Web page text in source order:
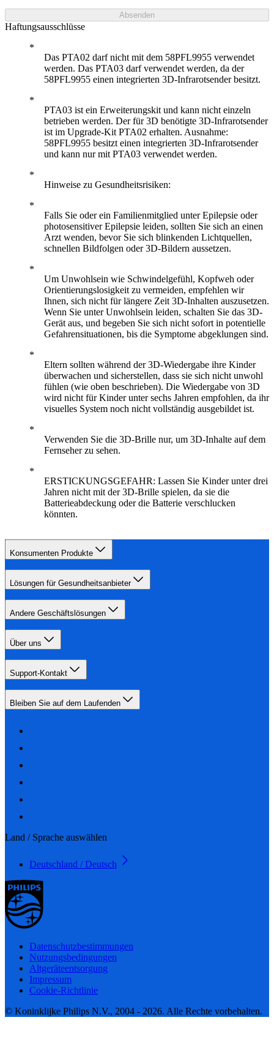
Absenden
Haftungsausschlüsse
Das PTA02 darf nicht mit dem 58PFL9955 verwendet
werden. Das PTA03 darf verwendet werden, da der
58PFL9955 einen integrierten 3D-Infrarotsender besitzt.
PTA03 ist ein Erweiterungskit und kann nicht einzeln
betrieben werden. Der für 3D benötigte 3D-Infrarotsender
ist im Upgrade-Kit PTA02 erhalten. Ausnahme:
58PFL9955 besitzt einen integrierten 3D-Infrarotsender
und kann nur mit PTA03 verwendet werden.
Hinweise zu Gesundheitsrisiken:
Falls Sie oder ein Familienmitglied unter Epilepsie oder
photosensitiver Epilepsie leiden, sollten Sie sich an einen
Arzt wenden, bevor Sie sich blinkenden Lichtquellen,
schnellen Bildfolgen oder 3D-Bildern aussetzen.
Um Unwohlsein wie Schwindelgefühl, Kopfweh oder
Orientierungslosigkeit zu vermeiden, empfehlen wir
Ihnen, sich nicht für längere Zeit 3D-Inhalten auszusetzen.
Wenn Sie unter Unwohlsein leiden, schalten Sie das 3D-
Gerät aus, und begeben Sie sich nicht sofort in potentielle
Gefahrensituationen, bis die Symptome abgeklungen sind.
Eltern sollten während der 3D-Wiedergabe ihre Kinder
überwachen und sicherstellen, dass sie sich nicht unwohl
fühlen (wie oben beschrieben). Die Wiedergabe von 3D
wird nicht für Kinder unter sechs Jahren empfohlen, da ihr
visuelles System noch nicht vollständig ausgebildet ist.
Verwenden Sie die 3D-Brille nur, um 3D-Inhalte auf dem
Fernseher zu sehen.
ERSTICKUNGSGEFAHR: Lassen Sie Kinder unter drei
Jahren nicht mit der 3D-Brille spielen, da sie die
Batterieabdeckung oder die Batterie verschlucken
könnten.
Konsumenten Produkte
Lösungen für Gesundheitsanbieter
Andere Geschäftslösungen
Über uns
Support-Kontakt
Bleiben Sie auf dem Laufenden
Land / Sprache auswählen
Deutschland / Deutsch
Datenschutzbestimmungen
Nutzungsbedingungen
Altgeräteentsorgung
Impressum
Cookie-Richtlinie
© Koninklijke Philips N.V., 2004 - 2026. Alle Rechte vorbehalten.